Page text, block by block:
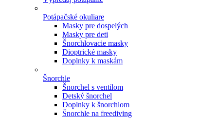
Potápačské okuliare
Masky pre dospelých
Masky pre deti
Šnorchlovacie masky
Dioptrické masky
Doplnky k maskám
Šnorchle
Šnorchel s ventilom
Detský šnorchel
Doplnky k šnorchlom
Šnorchle na freediving